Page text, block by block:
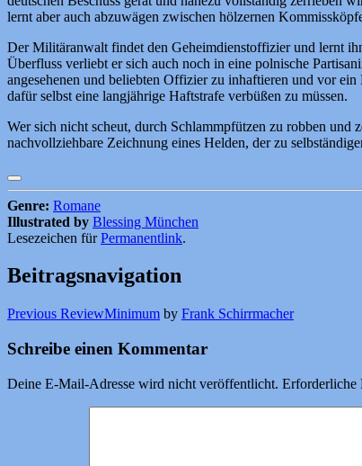
lernt aber auch abzuwägen zwischen hölzernen
Der Militäranwalt findet den Geheimdienstoffizier und lernt
Überfluss verliebt er sich auch noch in eine polnische
angesehenen und beliebten Offizier zu inhaftieren und vor
dafür selbst eine langjährige Haftstrafe verbüßen zu müssen.
Wer sich nicht scheut, durch Schlammpfützen zu robben
nachvollziehbare Zeichnung eines Helden, der zu
Genre: Romane
Illustrated by Blessing München
Lesezeichen fürPermanentlink.
Beitragsnavigation
Previous ReviewMinimum by Frank Schirrmacher
Schreibe einen Kommentar
Deine E-Mail-Adresse wird nicht veröffentlicht. Erforderliche